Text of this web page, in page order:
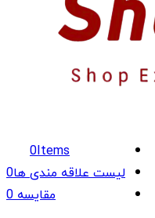
0Items
لیست علاقه مندی ها0
مقایسه0